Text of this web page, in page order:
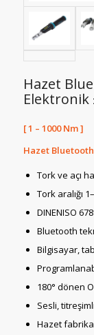
Hazet
Elektronik
[ 1 – 1000 Nm ]
Hazet
Tork ve açı
Tork aralığı
DINENISO
Bluetooth
Bilgisayar,
180° dönen
Sesli,
Hazet